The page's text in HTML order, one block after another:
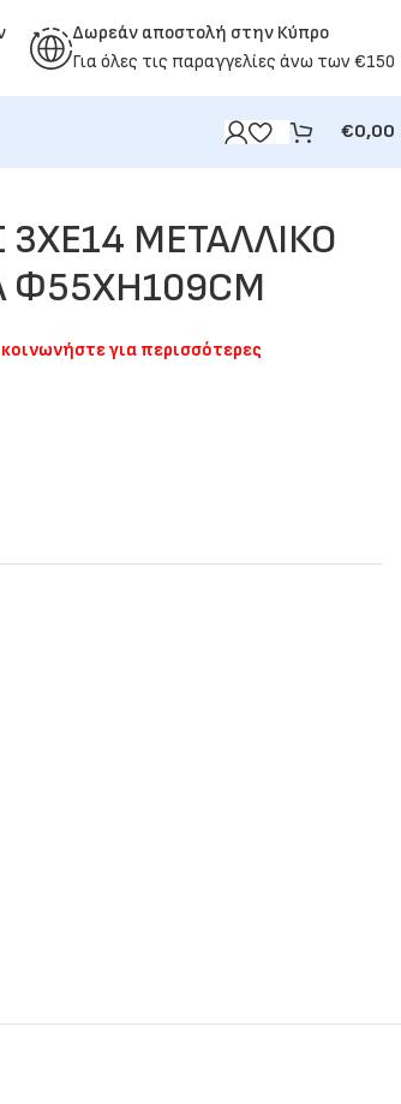
Δωρεάν αποστολή στην Κύπρο
Για όλες τις παραγγελίες άνω των €150
€0,00
ΜΕΤΑΛΛΙΚΟ
για περισσότερες